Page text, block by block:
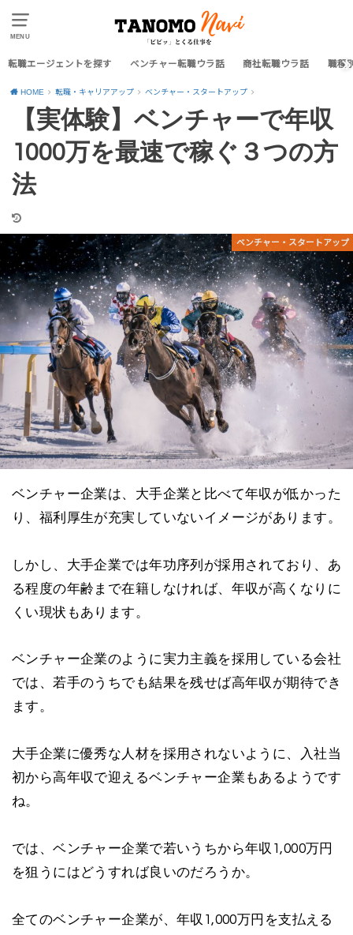
MENU
転職エージェントを探す ベンチャー転職ウラ話 商社転職ウラ話 職種
HOME 転職・キャリアアップ ベンチャー・スタートアップ
【実体験】ベンチャーで年収
1000万を最速で稼ぐ３つの方
法
ベンチャー・スタートアップ
ベンチャー企業は、大手企業と比べて年収が低かった
り、福利厚生が充実していないイメージがあります。
しかし、大手企業では年功序列が採用されており、あ
る程度の年齢まで在籍しなければ、年収が高くなりに
くい現状もあります。
ベンチャー企業のように実力主義を採用している会社
では、若手のうちでも結果を残せば高年収が期待でき
ます。
大手企業に優秀な人材を採用されないように、入社当
初から高年収で迎えるベンチャー企業もあるようです
ね。
では、ベンチャー企業で若いうちから年収1,000万円
を狙うにはどうすれば良いのだろうか。
全てのベンチャー企業が、年収1,000万円を支払える